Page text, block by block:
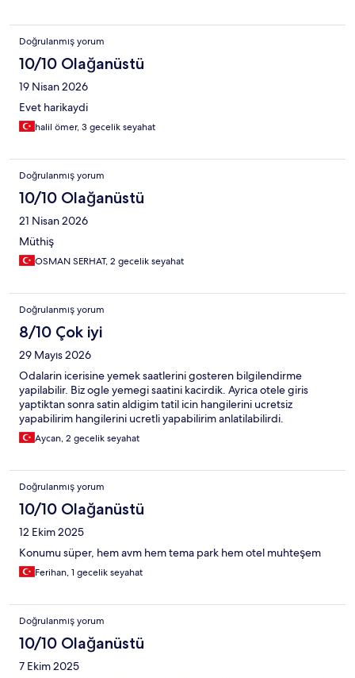
Doğrulanmış yorum
10/10 Olağanüstü
19 Nisan 2026
Evet harikaydi
halil ömer, 3 gecelik seyahat
Doğrulanmış yorum
10/10 Olağanüstü
21 Nisan 2026
Müthiş
OSMAN SERHAT, 2 gecelik seyahat
Doğrulanmış yorum
8/10 Çok iyi
29 Mayıs 2026
Odalarin icerisine yemek saatlerini gosteren bilgilendirme
yapilabilir. Biz ogle yemegi saatini kacirdik. Ayrica otele giris
yaptiktan sonra satin aldigim tatil icin hangilerini ucretsiz
yapabilirim hangilerini ucretli yapabilirim anlatilabilirdi.
Aycan, 2 gecelik seyahat
Doğrulanmış yorum
10/10 Olağanüstü
12 Ekim 2025
Konumu süper, hem avm hem tema park hem otel muhteşem
Ferihan, 1 gecelik seyahat
Doğrulanmış yorum
10/10 Olağanüstü
7 Ekim 2025